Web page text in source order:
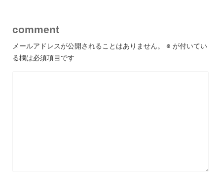
comment
メールアドレスが公開されることはありません。 ※ が付いてい
る欄は必須項目です